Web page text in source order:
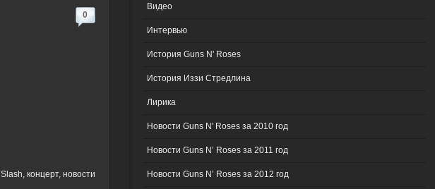
0
Slash концерт, новости
Видео
Интервью
История Guns N' Roses
История Иззи Стредлина
Лирика
Новости Guns N' Roses за 2010 год
Новости Guns N’ Roses за 2011 год
Новости Guns N’ Roses за 2012 год